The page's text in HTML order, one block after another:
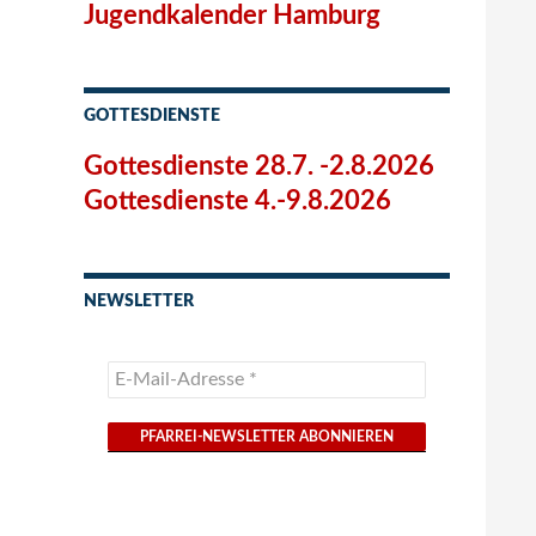
Jugendkalender Hamburg
GOTTESDIENSTE
Gottesdienste 28.7. -2.8.2026
Gottesdienste 4.-9.8.2026
NEWSLETTER